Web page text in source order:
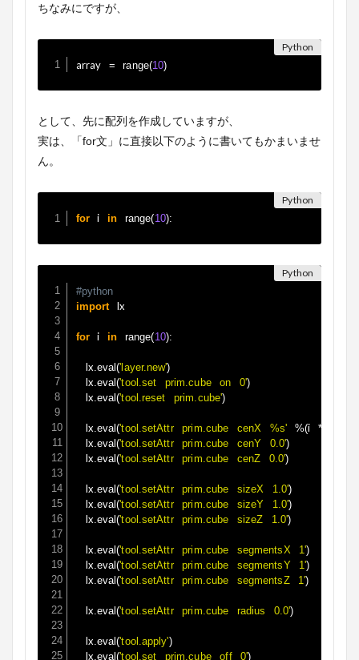
ちなみにですが、
array = range(10)
として、先に配列を作成していますが、
実は、「for文」に直接以下のように書いてもかまいませ
ん。
for i in range(10):
#python
import lx
for i in range(10):
	lx
eval('layer.new')
	lx
eval('tool.set prim.cube on 0')
	lx
eval('tool.reset prim.cube')
	lx
eval('tool.setAttr prim.cube cenX %s' %(i *
	lx
eval('tool.setAttr prim.cube cenY 0.0')
	lx
eval('tool.setAttr prim.cube cenZ 0.0')
	lx
eval('tool.setAttr prim.cube sizeX 1.0')
	lx
eval('tool.setAttr prim.cube sizeY 1.0')
	lx
eval('tool.setAttr prim.cube sizeZ 1.0')
	lx
eval('tool.setAttr prim.cube segmentsX 1')
	lx
eval('tool.setAttr prim.cube segmentsY 1')
	lx
eval('tool.setAttr prim.cube segmentsZ 1')
	lx
eval('tool.setAttr prim.cube radius 0.0')
	lx
eval('tool.apply')
	lx
eval('tool.set prim.cube off 0')